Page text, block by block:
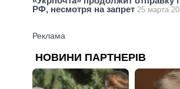
РФ, несмотря на запрет 25 марта